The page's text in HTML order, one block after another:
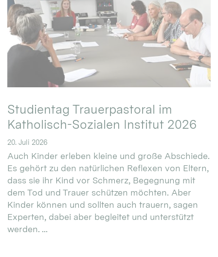
Studientag Trauerpastoral im
Katholisch-Sozialen Institut 2026
20. Juli 2026
Auch Kinder erleben kleine und große Abschiede.
Es gehört zu den natürlichen Reflexen von Eltern,
dass sie ihr Kind vor Schmerz, Begegnung mit
dem Tod und Trauer schützen möchten. Aber
Kinder können und sollten auch trauern, sagen
Experten, dabei aber begleitet und unterstützt
werden. ...